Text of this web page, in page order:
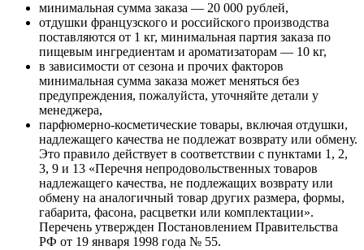
минимальная сумма заказа — 20 000 рублей,
отдушки французского и российского производства
поставляются от 1 кг, минимальная партия заказа по
пищевым ингредиентам и ароматизаторам — 10 кг,
в зависимости от сезона и прочих факторов
минимальная сумма заказа может меняться без
предупреждения, пожалуйста, уточняйте детали у
менеджера,
парфюмерно-косметические товары, включая отдушки,
надлежащего качества не подлежат возврату или обмену.
Это правило действует в соответствии с пунктами 1, 2,
3, 9 и 13 «Перечня непродовольственных товаров
надлежащего качества, не подлежащих возврату или
обмену на аналогичный товар других размера, формы,
габарита, фасона, расцветки или комплектации».
Перечень утвержден Постановлением Правительства
РФ от 19 января 1998 года № 55.